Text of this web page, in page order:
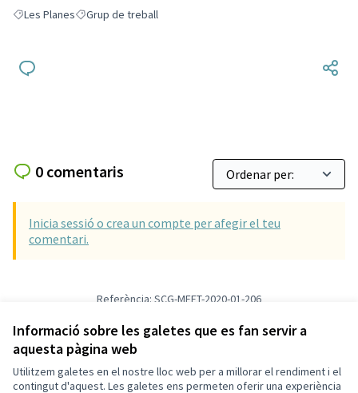
Informació sobre les galetes que es fan servir a
aquesta pàgina web
Utilitzem galetes en el nostre lloc web per a millorar el rendiment i el
contingut d'aquest. Les galetes ens permeten oferir una experiència
Resultats en filtrar per: Les Planes
Les PlanesResultats en filtrar per: Grup de treball
Grup de treball
0 comentaris
Inicia sessió o crea un compte per afegir el teu
comentari.
Referència: SCG-MEET-2020-01-206
Afegir al calendari
Termes i condicions d'ús
Configuració de les galetes